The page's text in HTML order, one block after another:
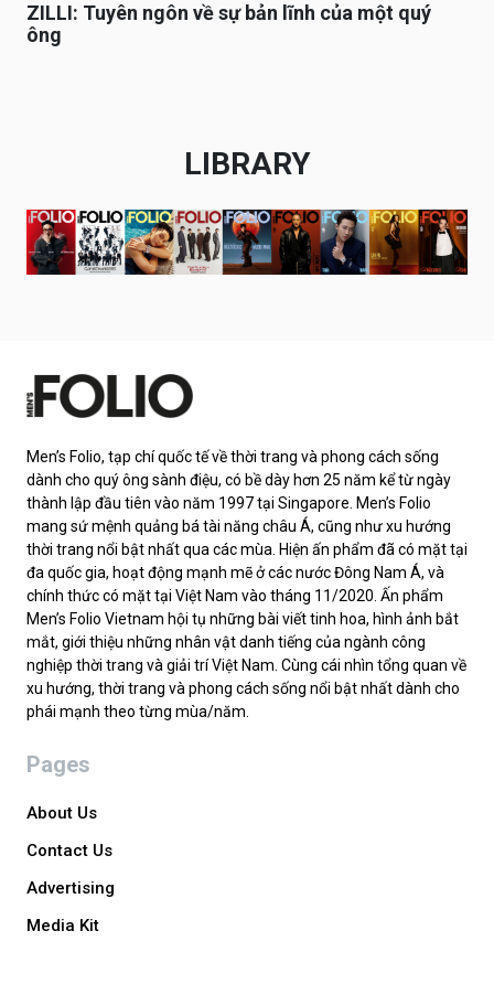
ZILLI: Tuyên ngôn về sự bản lĩnh của một quý
ông
LIBRARY
Men’s Folio, tạp chí quốc tế về thời trang và phong cách sống
dành cho quý ông sành điệu, có bề dày hơn 25 năm kể từ ngày
thành lập đầu tiên vào năm 1997 tại Singapore. Men’s Folio
mang sứ mệnh quảng bá tài năng châu Á, cũng như xu hướng
thời trang nổi bật nhất qua các mùa. Hiện ấn phẩm đã có mặt tại
đa quốc gia, hoạt động mạnh mẽ ở các nước Đông Nam Á, và
chính thức có mặt tại Việt Nam vào tháng 11/2020. Ấn phẩm
Men’s Folio Vietnam hội tụ những bài viết tinh hoa, hình ảnh bắt
mắt, giới thiệu những nhân vật danh tiếng của ngành công
nghiệp thời trang và giải trí Việt Nam. Cùng cái nhìn tổng quan về
xu hướng, thời trang và phong cách sống nổi bật nhất dành cho
phái mạnh theo từng mùa/năm.
Pages
About Us
Contact Us
Advertising
Media Kit